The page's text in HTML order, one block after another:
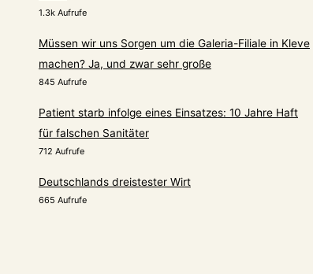
1.3k Aufrufe
Müssen wir uns Sorgen um die Galeria-Filiale in Kleve
machen? Ja, und zwar sehr große
845 Aufrufe
Patient starb infolge eines Einsatzes: 10 Jahre Haft
für falschen Sanitäter
712 Aufrufe
Deutschlands dreistester Wirt
665 Aufrufe